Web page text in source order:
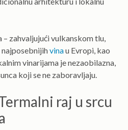
zahvaljujući vulkanskom tlu,
vinau Evropi, kao
vinarijama je nezaobilazna,
koji se ne zaboravljaju.
raj u srcu